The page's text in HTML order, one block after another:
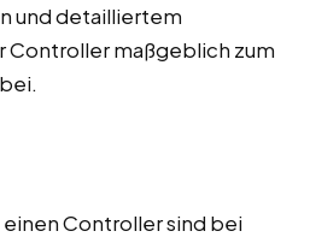
und detailliertem
Controller maßgeblich zum
Controller sind bei